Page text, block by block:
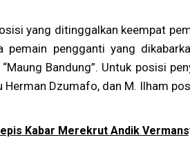
yang ditinggalkan keempat
pemain pengganti yang
Bandung”. Untuk posisi
Herman Dzumafo, dan M. Ilham
Kabar Merekrut Andik